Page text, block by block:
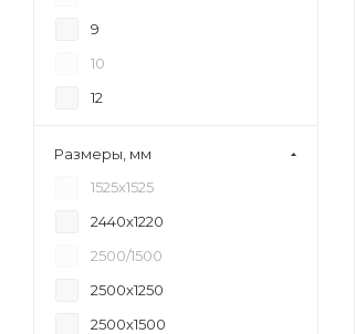
9
10
12
18
Размеры, мм
1525х1525
2440х1220
2500/1500
2500х1250
2500х1500